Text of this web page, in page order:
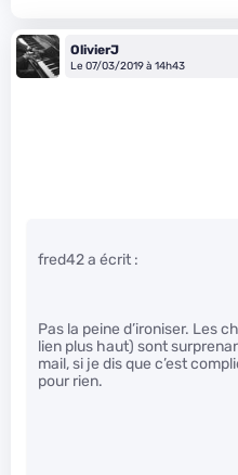
OlivierJ
Le 07/03/2019 à 14h43
fred42 a écrit :
Pas la peine d’ironiser. Les
lien plus haut) sont
mail, si je dis que c’est
pour rien.